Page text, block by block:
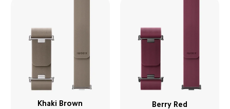
Khaki Brown Berry Red